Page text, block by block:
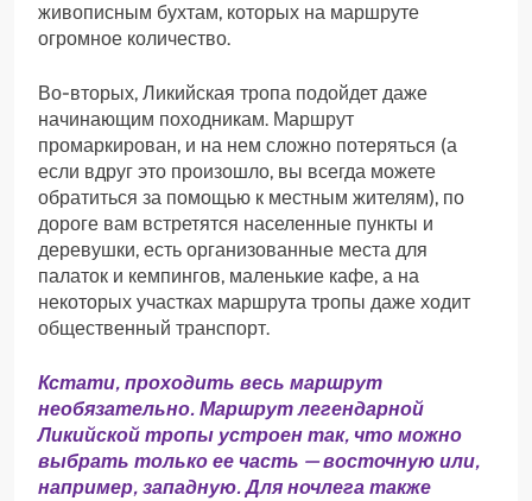
живописным бухтам, которых на маршруте
огромное количество.
Во-вторых, Ликийская тропа подойдет даже
начинающим походникам. Маршрут
промаркирован, и на нем сложно потеряться (а
если вдруг это произошло, вы всегда можете
обратиться за помощью к местным жителям), по
дороге вам встретятся населенные пункты и
деревушки, есть организованные места для
палаток и кемпингов, маленькие кафе, а на
некоторых участках маршрута тропы даже ходит
общественный транспорт.
Кстати, проходить весь маршрут
необязательно. Маршрут легендарной
Ликийской тропы устроен так, что можно
выбрать только ее часть — восточную или,
например, западную. Для ночлега также